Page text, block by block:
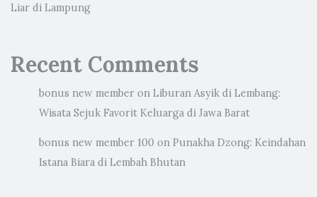
Liar di Lampung
Recent Comments
bonus new member on Liburan Asyik di Lembang:
Wisata Sejuk Favorit Keluarga di Jawa Barat
bonus new member 100 on Punakha Dzong: Keindahan
Istana Biara di Lembah Bhutan